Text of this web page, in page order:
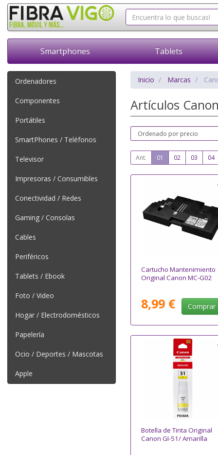
Smartphones Tablets
Ordenadores
Componentes
Portátiles
SmartPhones / Teléfonos
Televisor
Impresoras / Consumibles
Conectividad / Redes
Gaming / Consolas
Cables
Periféricos
Tablets / Ebook
Foto / Video
Hogar / Electrodomésticos
Papelería
Ocio / Deportes / Mascotas
Apple
Inicio Marcas
Artículos
Ant. 01 02 03 04
Cartucho Mantenimiento
Original Canon MC-G02
8,99 € Comprar
Botella de Tinta Original
Canon GI-51/ Amarilla